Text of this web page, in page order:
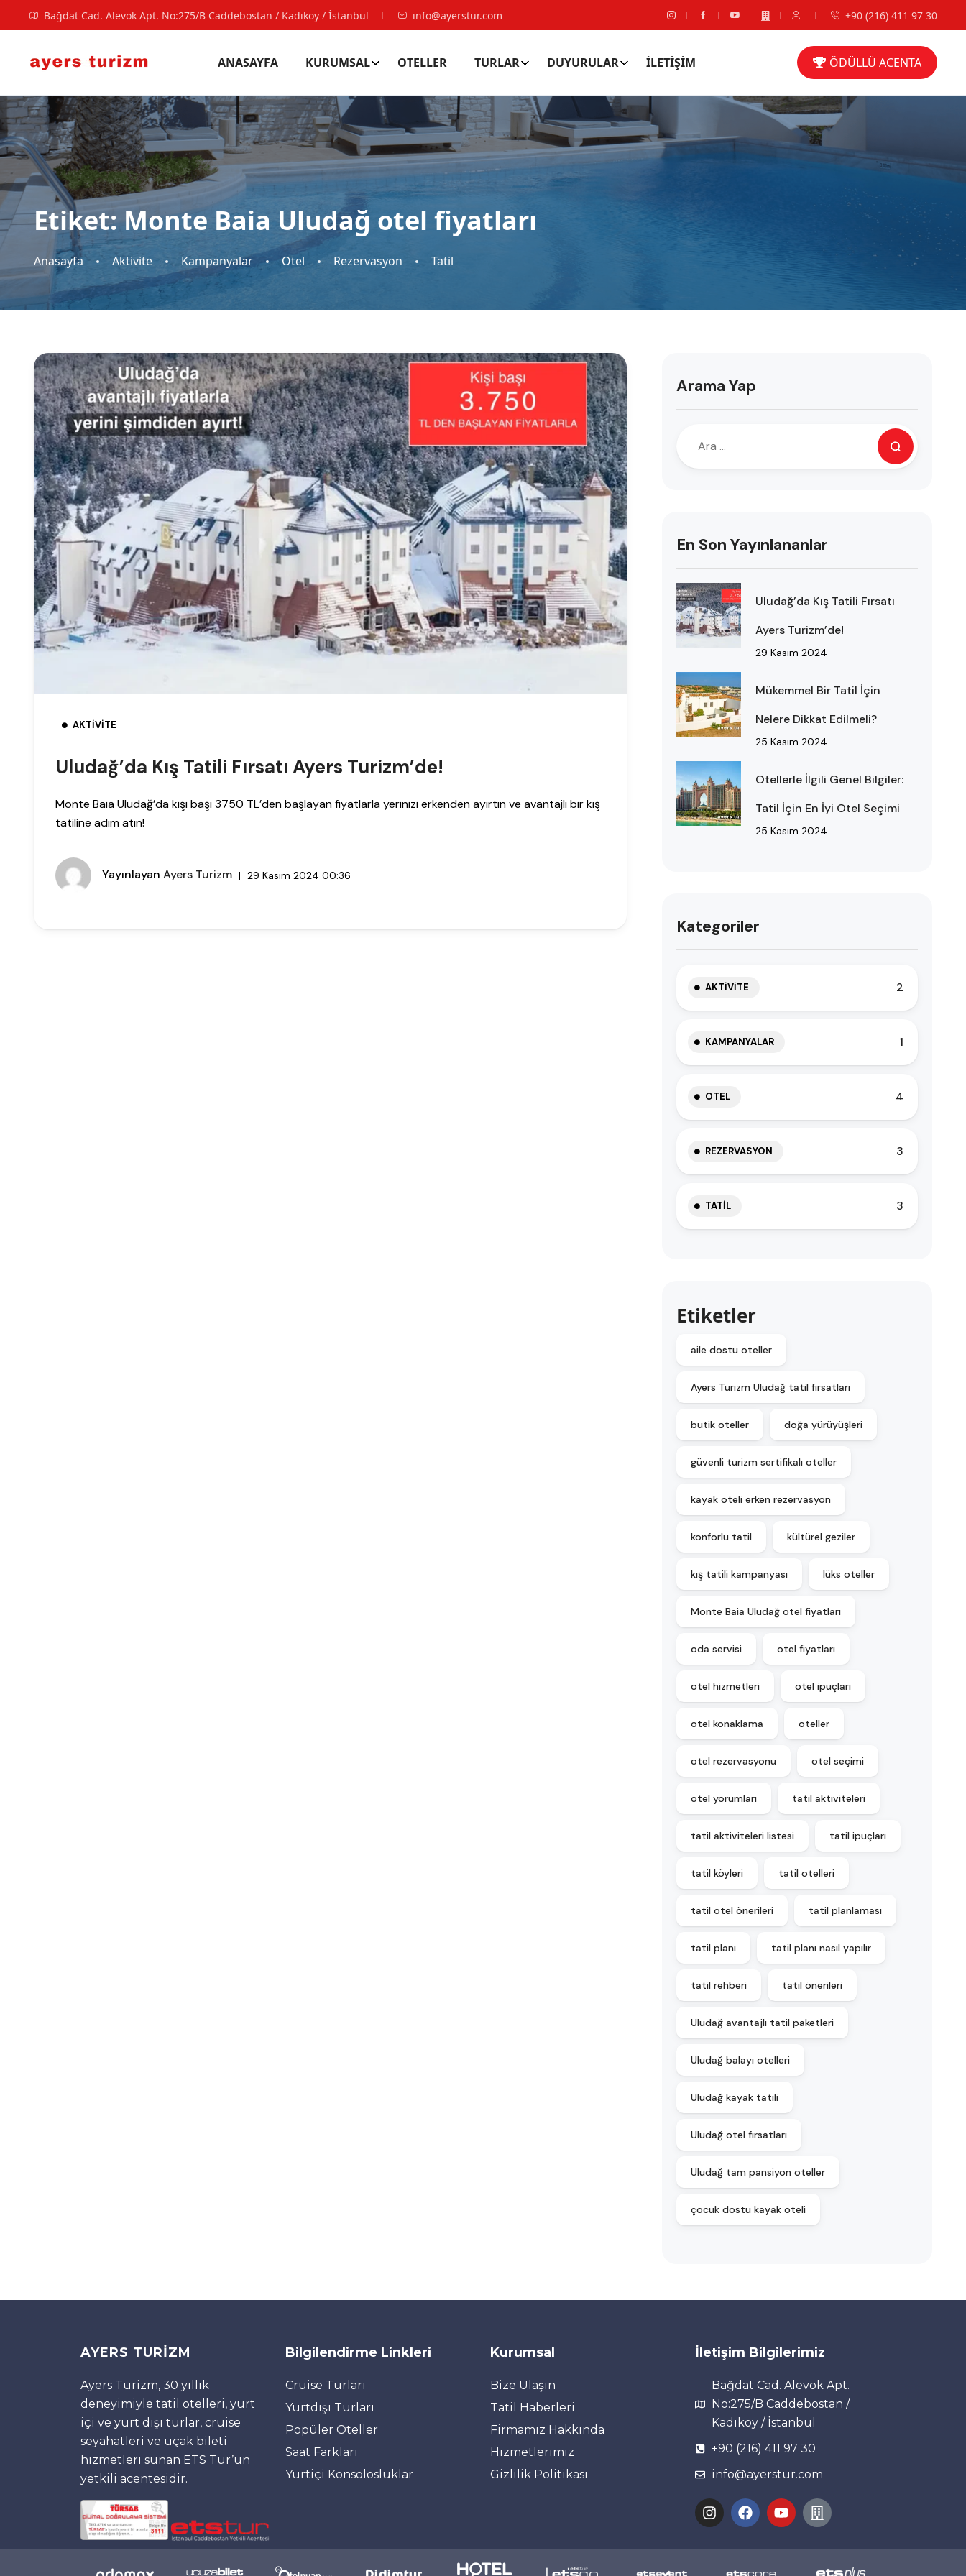
Bağdat Cad. Alevok Apt. No:275/B Caddebostan / Kadıkoy / İstanbul info@ayerstur.com +90 (216) 411 97 30
ANASAYFA KURUMSAL OTELLER TURLAR DUYURULAR İLETİŞİM ÖDÜLLÜ ACENTA
Etiket:Monte Baia Uludağ otel fiyatları
Anasayfa Aktivite Kampanyalar Otel Rezervasyon Tatil
AKTIVITE
Uludağ’da Kış Tatili Fırsatı Ayers Turizm’de!
Monte Baia Uludağ’da kişi başı 3750 TL’den başlayan fiyatlarla yerinizi erkenden ayırtın ve avantajlı bir kış
tatiline adım atın!
Yayınlayan Ayers Turizm 29 Kasım 2024 00:36
Arama Yap
En Son Yayınlananlar
Uludağ’da Kış Tatili Fırsatı
Ayers Turizm’de!
29 Kasım 2024
Mükemmel Bir Tatil İçin
Nelere Dikkat Edilmeli?
25 Kasım 2024
Otellerle İlgili Genel Bilgiler:
Tatil İçin En İyi Otel Seçimi
25 Kasım 2024
Kategoriler
AKTIVITE 2
KAMPANYALAR 1
OTEL 4
REZERVASYON 3
TATIL 3
Etiketler
aile dostu oteller
Ayers Turizm Uludağ tatil fırsatları
butik oteller doğa yürüyüşleri
güvenli turizm sertifikalı oteller
kayak oteli erken rezervasyon
konforlu tatil kültürel geziler
kış tatili kampanyası lüks oteller
Monte Baia Uludağ otel fiyatları
oda servisi otel fiyatları
otel hizmetleri otel ipuçları
otel konaklama oteller
otel rezervasyonu otel seçimi
otel yorumları tatil aktiviteleri
tatil aktiviteleri listesi tatil ipuçları
tatil köyleri tatil otelleri
tatil otel önerileri tatil planlaması
tatil planı tatil planı nasıl yapılır
tatil rehberi tatil önerileri
Uludağ avantajlı tatil paketleri
Uludağ balayı otelleri
Uludağ kayak tatili
Uludağ otel fırsatları
Uludağ tam pansiyon oteller
çocuk dostu kayak oteli
AYERS TURİZM
Ayers Turizm, 30 yıllık
deneyimiyle tatil otelleri, yurt
içi ve yurt dışı turlar, cruise
seyahatleri ve uçak bileti
hizmetleri sunan ETS Tur’un
yetkili acentesidir.
Bilgilendirme Linkleri
Cruise Turları
Yurtdışı Turları
Popüler Oteller
Saat Farkları
Yurtiçi Konsolosluklar
Kurumsal
Bize Ulaşın
Tatil Haberleri
Firmamız Hakkında
Hizmetlerimiz
Gizlilik Politikası
İletişim Bilgilerimiz
Bağdat Cad. Alevok Apt.
No:275/B Caddebostan /
Kadıkoy / İstanbul
+90 (216) 411 97 30
info@ayerstur.com